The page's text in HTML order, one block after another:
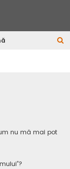
nu mă mai pot